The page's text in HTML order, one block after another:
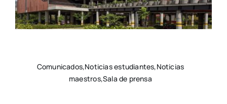
Comunicados,Noticias estudiantes,Noticias
maestros,Sala de prensa